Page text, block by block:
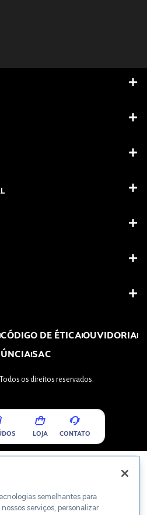
CÓDIGO DE ÉTICAOUVIDORIA
SAC
os direitos reservados.
LOJA CONTATO
semelhantes para
serviços, personalizar